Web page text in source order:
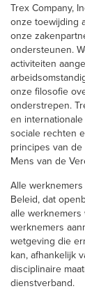
Trex Company,
onze toewijding
onze
ondersteunen.
activiteiten
onze filosofie
onderstrepen.
en
sociale rechten
principes van
Mens van de
Alle
Beleid, dat
alle
werknemers
wetgeving die
kan, afhankelijk
disciplinaire
dienstverband.